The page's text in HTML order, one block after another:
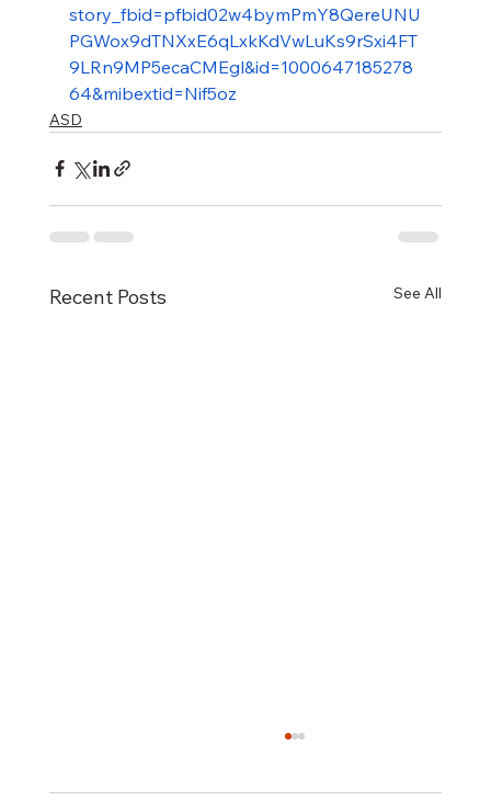
story_fbid=pfbid02w4bymPmY8QereUNU
PGWox9dTNXxE6qLxkKdVwLuKs9rSxi4FT
9LRn9MP5ecaCMEgl&id=1000647185278
64&mibextid=Nif5oz
ASD
Recent Posts See All